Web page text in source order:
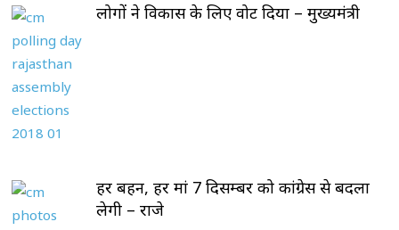
लोगों ने विकास के लिए वोट दिया – मुख्यमंत्री
हर बहन, हर मां 7 दिसम्बर को कांग्रेस से बदला
लेगी – राजे